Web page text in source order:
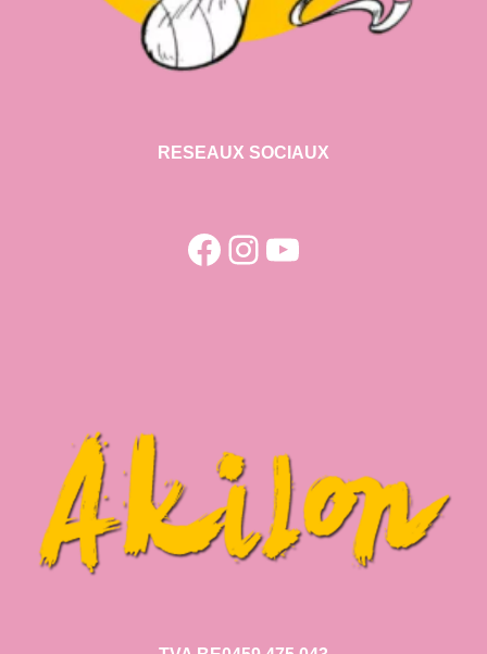
RESEAUX SOCIAUX
Facebook
Instagram
YouTube